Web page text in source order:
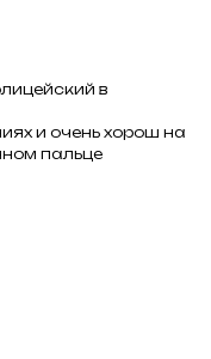
в
и очень хорош на
пальце